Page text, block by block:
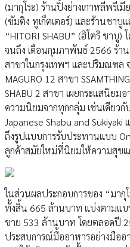
(มากุโระ) ร้านปิ้งย่างเกาหลีพรีเมี
(ซัมติง ทูเก็ตเตอร์) และร้านชาบู
“HITORI SHABU” (ฮิโตริ ชาบู)
จนถึง เดือนกุมภาพันธ์ 2566 ร้าน
สาขาในกรุงเทพฯ และปริมณฑล
MAGURO 12 สาขา
SHABU 2 สาขา เผยกระแสนิยม
ความนิยมจากทุกกลุ่ม เช่นเดียว
Japanese Shabu and
ถึงรูปแบบการรับประทานแบบ
ลูกค้าสมัยใหม่ที่นิยมให้ความสุขแ
ในส่วนผลประกอบการของ “มา
ทั้งสิ้น 665 ล้านบาท แบ่งตามแบ
ขาย 533 ล้านบาท โดยตลอดปี
ประสบการณ์มื้ออาหารอย่างมือ